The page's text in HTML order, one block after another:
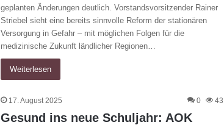
geplanten Änderungen deutlich. Vorstandsvorsitzender Rainer
Striebel sieht eine bereits sinnvolle Reform der stationären
Versorgung in Gefahr – mit möglichen Folgen für die
medizinische Zukunft ländlicher Regionen…
Weiterlesen
17. August 2025 0 43
Gesund ins neue Schuljahr: AOK